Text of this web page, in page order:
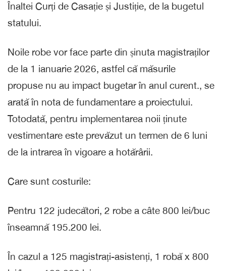
Înaltei Curți de Casație și Justiție, de la bugetul
statului.
Noile robe vor face parte din șinuta magistraților
de la 1 ianuarie 2026, astfel că măsurile
propuse nu au impact bugetar în anul curent., se
arată în nota de fundamentare a proiectului.
Totodată, pentru implementarea noii ținute
vestimentare este prevăzut un termen de 6 luni
de la intrarea în vigoare a hotărârii.
Care sunt costurile:
Pentru 122 judecători, 2 robe a câte 800 lei/buc
înseamnă 195.200 lei.
În cazul a 125 magistrați-asistenți, 1 robă x 800